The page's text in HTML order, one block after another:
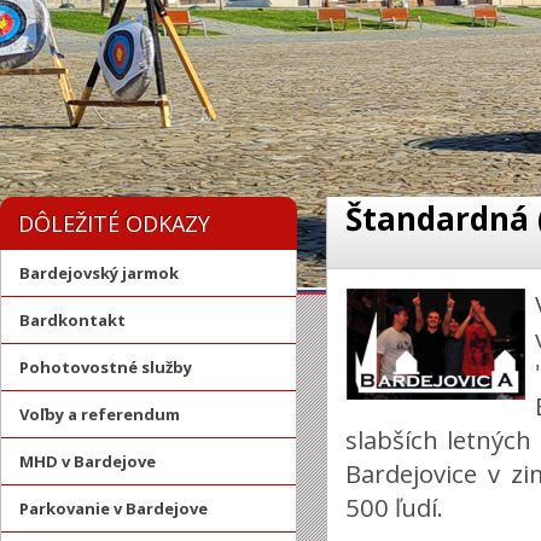
DÔLEŽITÉ ODKAZY
Bardejovský jarmok
Bardkontakt
Pohotovostné služby
Voľby a referendum
MHD v Bardejove
Parkovanie v Bardejove
Štandardná
slabších
Bardejovice v
500 ľudí.